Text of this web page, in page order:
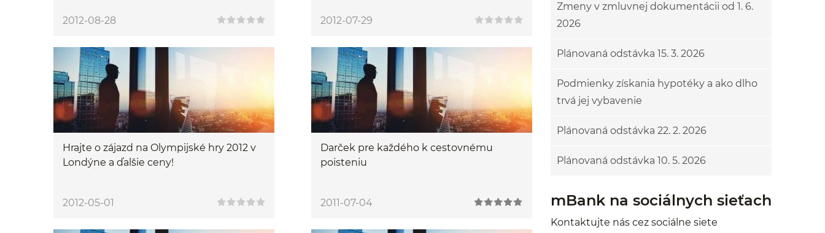
2012-08-28 2012-07-29
Hrajte o zájazd na Olympijské hry 2012 v
Londýne a ďalšie ceny!
2012-05-01
Darček pre každého k cestovnému
poisteniu
2011-07-04
Zmeny v zmluvnej dokumentácii od 1. 6.
2026
Plánovaná odstávka 15. 3. 2026
Podmienky získania hypotéky a ako dlho
trvá jej vybavenie
Plánovaná odstávka 22. 2. 2026
Plánovaná odstávka 10. 5. 2026
mBank na sociálnych sieťach
Kontaktujte nás cez sociálne siete